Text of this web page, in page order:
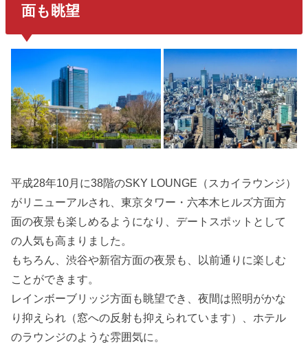
面も眺望
平成28年10月に38階のSKY LOUNGE（スカイラウンジ）
がリニューアルされ、東京タワー・六本木ヒルズ方面方
面の夜景も楽しめるようになり、デートスポットとして
の人気も高まりました。
もちろん、渋谷や新宿方面の夜景も、以前通りに楽しむ
ことができます。
レインボーブリッジ方面も眺望でき、夜間は照明がかな
り抑えられ（窓への反射も抑えられています）、ホテル
のラウンジのような雰囲気に。